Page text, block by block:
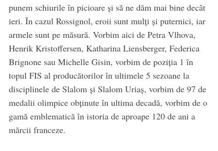
punem schiurile în picioare și să ne dăm mai bine decât
ieri. În cazul Rossignol, eroii sunt mulți și puternici, iar
armele sunt pe măsură. Vorbim aici de Petra Vlhova,
Henrik Kristoffersen, Katharina Liensberger, Federica
Brignone sau Michelle Gisin, vorbim de poziția 1 în
topul FIS al producătorilor în ultimele 5 sezoane la
disciplinele de Slalom și Slalom Uriaș, vorbim de 97 de
medalii olimpice obținute în ultima decadă, vorbim de o
gamă emblematică în istoria de aproape 120 de ani a
mărcii franceze.